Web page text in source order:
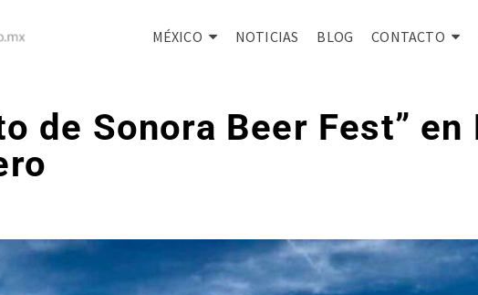
MÉXICO NOTICIAS BLOG CONTACTO
de Sonora Beer Fest”